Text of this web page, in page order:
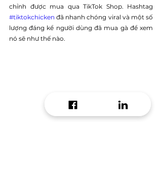
#tiktokchicken đã nhanh chóng viral và một số
lượng đáng kể người dùng đã mua gà để xem
nó sẽ như thế nào.